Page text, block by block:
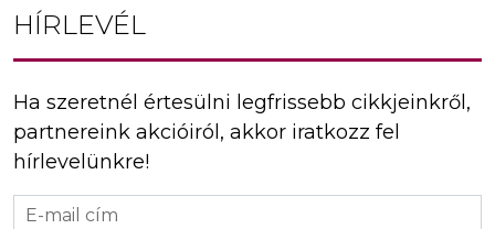
HÍRLEVÉL
Ha szeretnél értesülni legfrissebb cikkjeinkről,
partnereink akcióiról, akkor iratkozz fel
hírlevelünkre!